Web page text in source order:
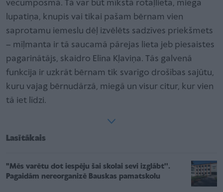
vecumposmā. Tā var būt mīkstā rotaļlieta, miega
lupatiņa, knupis vai tikai pašam bērnam vien
saprotamu iemeslu dēļ izvēlēts sadzīves priekšmets
– mīļmanta ir tā saucamā pārejas lieta jeb piesaistes
pagarinātājs, skaidro Elīna Kļaviņa. Tās galvenā
funkcija ir uzkrāt bērnam tik svarīgo drošības sajūtu,
kuru vajag bērnudārzā, miegā un visur citur, kur vien
tā iet līdzi.
Lasītākais
"Mēs varētu dot iespēju šai skolai sevi izglābt''.
Pagaidām nereorganizē Bauskas pamatskolu